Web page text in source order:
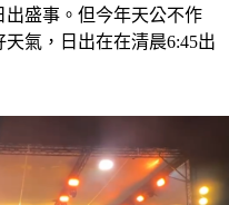
盛事。但今年天公不作
氣，日出在在清晨6:45出